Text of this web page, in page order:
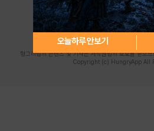
오늘하루 안보기
사업자등록번호:119-86-61101 (주)스
주소: 서울시 금천구 가산디지털1로 171 연락처
청소년보호책임자:김동욱
등록번호:서울아02322 | 등록
발행인:(주)스마트나우 송현두
헝그리앱의 콘텐츠 및 기사는 저작권법의 보호를 받으
Copyright (c) HungryApp All